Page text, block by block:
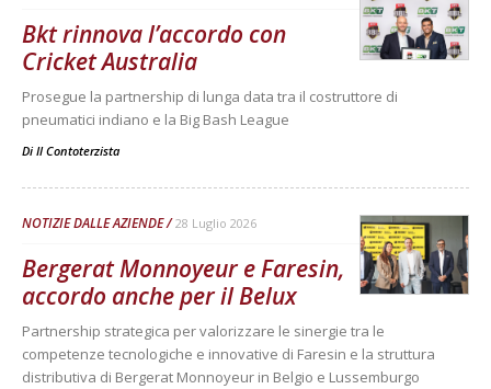
Bkt rinnova l’accordo con
Cricket Australia
Prosegue la partnership di lunga data tra il costruttore di
pneumatici indiano e la Big Bash League
Di Il Contoterzista
NOTIZIE DALLE AZIENDE 28 Luglio 2026
Bergerat Monnoyeur e Faresin,
accordo anche per il Belux
Partnership strategica per valorizzare le sinergie tra le
competenze tecnologiche e innovative di Faresin e la struttura
distributiva di Bergerat Monnoyeur in Belgio e Lussemburgo